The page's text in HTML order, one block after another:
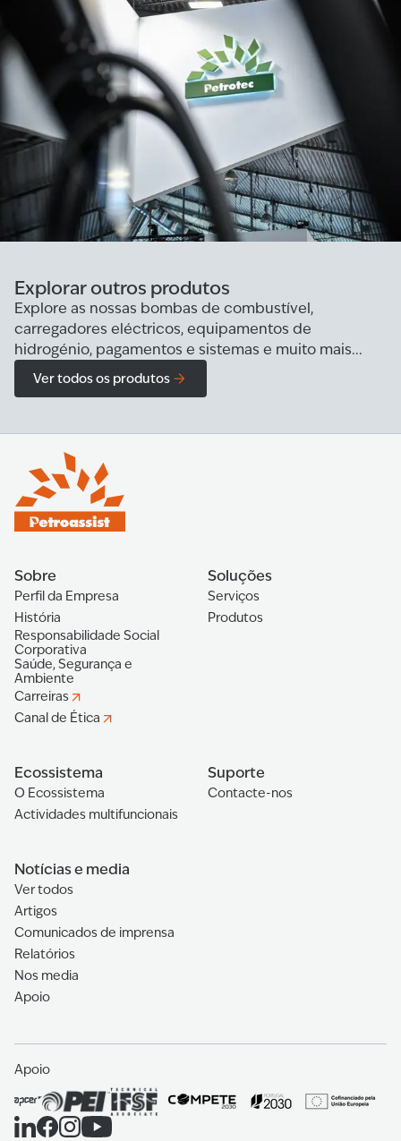
Explorar outros produtos
Explore as nossas bombas de combustível,
carregadores eléctricos, equipamentos de
hidrogénio, pagamentos e sistemas e muito mais...
Ver todos os produtos
Sobre
Perfil da Empresa
História
Responsabilidade Social
Corporativa
Saúde, Segurança e
Ambiente
Carreiras
Canal de Ética
Soluções
Serviços
Produtos
Ecossistema
O Ecossistema
Actividades multifuncionais
Suporte
Contacte-nos
Notícias e media
Ver todos
Artigos
Comunicados de imprensa
Relatórios
Nos media
Apoio
Apoio